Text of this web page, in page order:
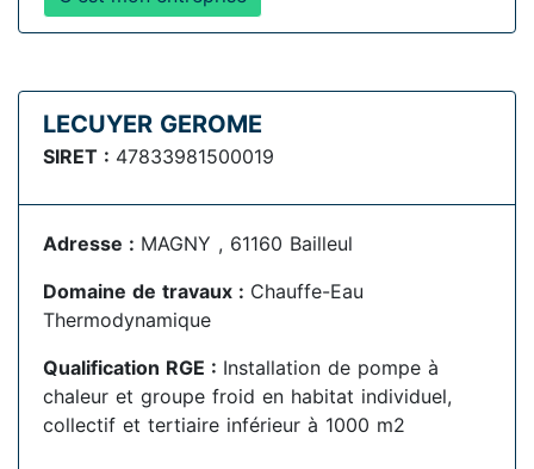
LECUYER GEROME
SIRET : 47833981500019
Adresse : MAGNY , 61160 Bailleul
Domaine de travaux : Chauffe-Eau
Thermodynamique
Qualification RGE : Installation de pompe à
chaleur et groupe froid en habitat individuel,
collectif et tertiaire inférieur à 1000 m2